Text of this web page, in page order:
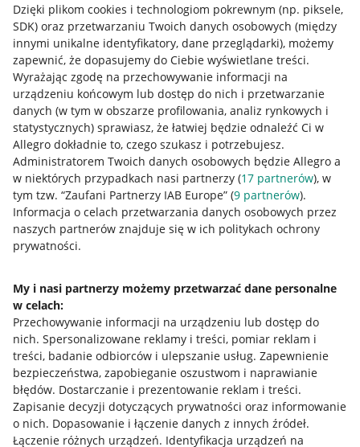
Dzięki plikom cookies i technologiom pokrewnym (np. piksele,
SDK) oraz przetwarzaniu Twoich danych osobowych (między
innymi unikalne identyfikatory, dane przeglądarki), możemy
zapewnić, że dopasujemy do Ciebie wyświetlane treści.
Wyrażając zgodę na przechowywanie informacji na
urządzeniu końcowym lub dostęp do nich i przetwarzanie
danych (w tym w obszarze profilowania, analiz rynkowych i
statystycznych) sprawiasz, że łatwiej będzie odnaleźć Ci w
Allegro dokładnie to, czego szukasz i potrzebujesz.
Administratorem Twoich danych osobowych będzie Allegro a
w niektórych przypadkach nasi partnerzy (17 partnerów), w
tym tzw. “Zaufani Partnerzy IAB Europe” (9 partnerów).
Informacja o celach przetwarzania danych osobowych przez
naszych partnerów znajduje się w ich politykach ochrony
prywatności.
My i nasi partnerzy możemy przetwarzać dane personalne
w celach:
Przechowywanie informacji na urządzeniu lub dostęp do
nich. Spersonalizowane reklamy i treści, pomiar reklam i
treści, badanie odbiorców i ulepszanie usług. Zapewnienie
bezpieczeństwa, zapobieganie oszustwom i naprawianie
błędów. Dostarczanie i prezentowanie reklam i treści.
Zapisanie decyzji dotyczących prywatności oraz informowanie
o nich. Dopasowanie i łączenie danych z innych źródeł.
Łączenie różnych urządzeń. Identyfikacja urządzeń na
Przydatne informacje
Jak to działa
Napisz do nas
Allegro Gadane dla sprzedających
Mapa miejscowości
Informacje prawne
Regulamin
Polityka plików "cookies"
Ustawienia plików "cookies"